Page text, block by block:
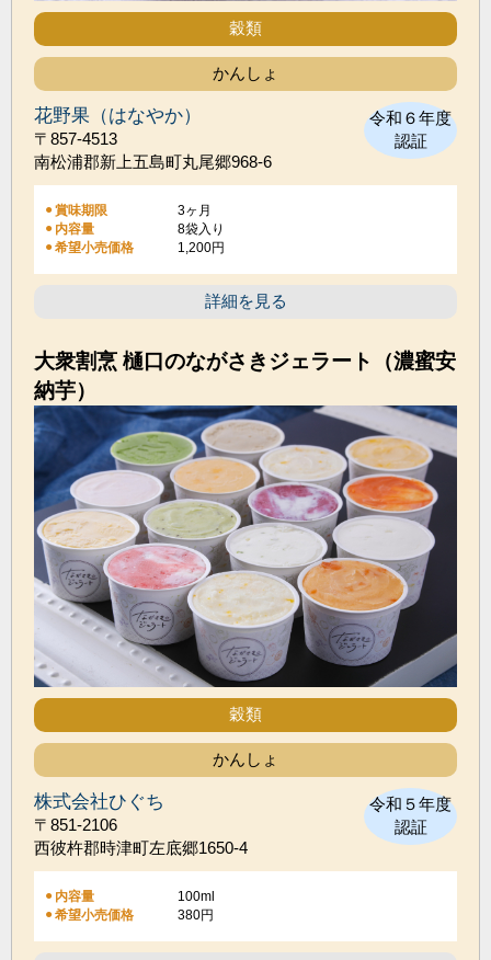
穀類
かんしょ
令和６年度
認証
花野果（はなやか）
〒857-4513
南松浦郡新上五島町丸尾郷968-6
賞味期限
3ヶ月
内容量
8袋入り
希望小売価格
1,200円
詳細を見る
大衆割烹 樋口のながさきジェラート（濃蜜安
納芋）
穀類
かんしょ
令和５年度
認証
株式会社ひぐち
〒851-2106
西彼杵郡時津町左底郷1650-4
内容量
100ml
希望小売価格
380円